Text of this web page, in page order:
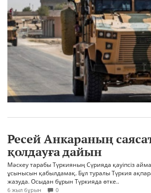
Ресей Анкараның
қолдауға дайын
Мәскеу тарабы Түркияның Сүрияда қауіпсіз
ұсынысын қабылдамақ. Бұл туралы Түркия
жазуда. Осыдан бұрын Түркияда өтке..
6 жыл бұрын 0